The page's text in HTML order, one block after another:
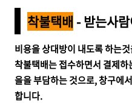
착불택배 - 받는사
비용을 상대방이 내도록 하는
착불택배는 접수하면서 결제
을을 부담하는 것으로, 창구에
합니다.